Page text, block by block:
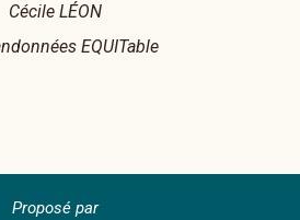
Cécile LÉON
EQUITable
Proposé par